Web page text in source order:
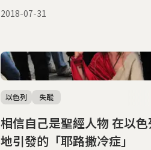
2018-07-31
相信自己是聖經人物 在以
地引發的「耶路撒冷症」
以色列 失蹤